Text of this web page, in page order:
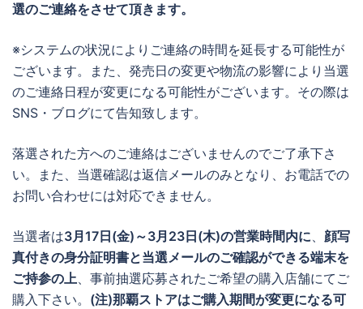
選のご連絡をさせて頂きます。
※システムの状況によりご連絡の時間を延長する可能性が
ございます。また、発売日の変更や物流の影響により当選
のご連絡日程が変更になる可能性がございます。その際は
SNS・ブログにて告知致します。
落選された方へのご連絡はございませんのでご了承下さ
い。また、当選確認は返信メールのみとなり、お電話での
お問い合わせには対応できません。
当選者は3月17日(金)～3月23日(木)の営業時間内に、 顔写
真付きの身分証明書と当選メールのご確認ができる端末を
ご持参の上、事前抽選応募されたご希望の購入店舗にてご
購入下さい。 (注)那覇ストアはご購入期間が変更になる可